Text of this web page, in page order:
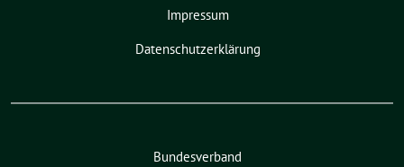
Impressum
Datenschutzerklärung
Bundesverband